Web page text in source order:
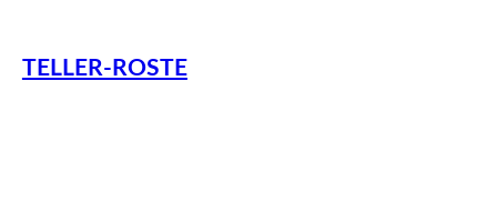
TELLER-ROSTE